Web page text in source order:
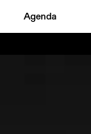
Agenda